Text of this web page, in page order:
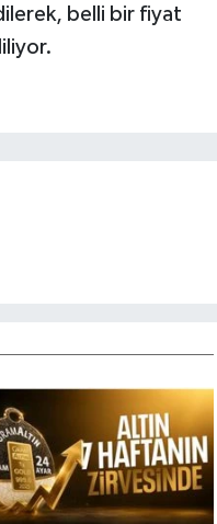
belli bir fiyat